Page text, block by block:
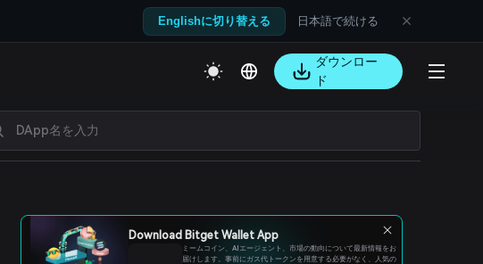
Englishに切り替える 日本語で続ける
ダウンロー
ド
Download Bitget Wallet App
ミームコイン、AIエージェント、市場の動向について最新情報をお
届けします。事前にガス代トークンを用意する必要がなく、人気の